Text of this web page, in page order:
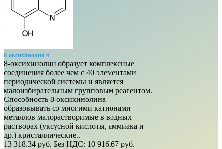
8-оксихинолин ч
8-оксихинолин образует комплексные
соединения более чем с 40 элементами
периодической системы и является
малоизбирательным групповым реагентом.
Способность 8-оксихинолина
образовывать со многими катионами
металлов малорастворимые в водных
растворах (уксусной кислоты, аммиака и
др.) кристаллические..
13 318.34 руб. Без НДС: 10 916.67 руб.